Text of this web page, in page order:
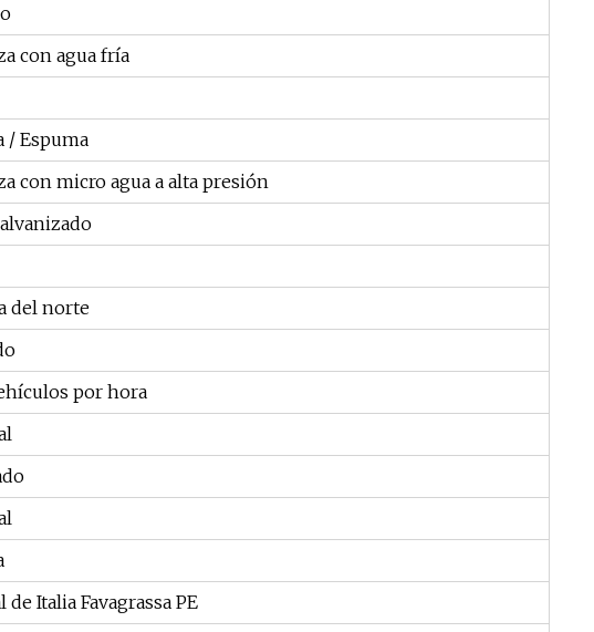
con agua fría
/ Espuma
con micro agua a alta presión
del norte
por hora
de Italia Favagrassa PE